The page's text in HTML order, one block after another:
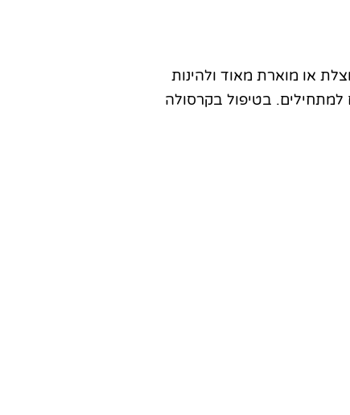
או מוארת מאוד ולהינות
בטיפול בקרסולה